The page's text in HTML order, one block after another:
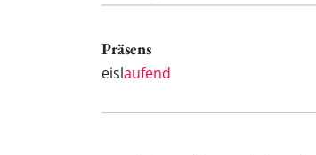
Präsens
eislaufend